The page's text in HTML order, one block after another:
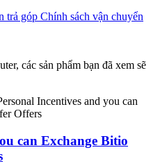
trả góp Chính sách vận chuyển
các sản phẩm bạn đã xem sẽ
Incentives and you can
Offers
can Exchange Bitio